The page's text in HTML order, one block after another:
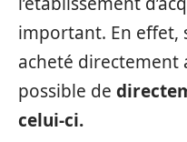
important. En effet,
acheté directement
possible de
celui-ci.